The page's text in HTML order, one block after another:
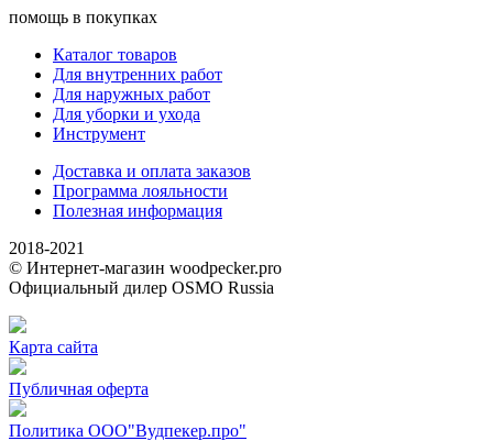
помощь в покупках
Каталог товаров
Для внутренних работ
Для наружных работ
Для уборки и ухода
Инструмент
Доставка и оплата заказов
Программа лояльности
Полезная информация
2018-2021
© Интернет-магазин woodpecker.pro
Официальный дилер OSMO Russia
Карта сайта
Публичная оферта
Политика ООО"Вудпекер.про"